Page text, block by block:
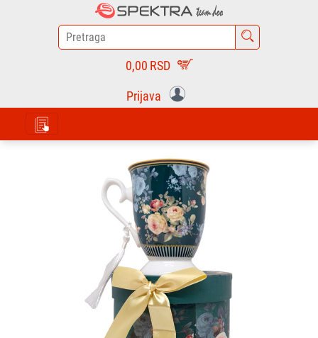
0,00 RSD
Prijava